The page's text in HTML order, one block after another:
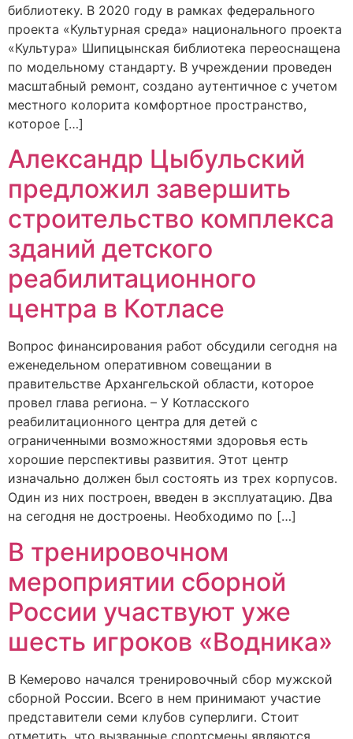
библиотеку. В 2020 году в рамках федерального
проекта «Культурная среда» национального проекта
«Культура» Шипицынская библиотека переоснащена
по модельному стандарту. В учреждении проведен
масштабный ремонт, создано аутентичное с учетом
местного колорита комфортное пространство,
которое […]
Александр Цыбульский
предложил завершить
строительство комплекса
зданий детского
реабилитационного
центра в Котласе
Вопрос финансирования работ обсудили сегодня на
еженедельном оперативном совещании в
правительстве Архангельской области, которое
провел глава региона. – У Котласского
реабилитационного центра для детей с
ограниченными возможностями здоровья есть
хорошие перспективы развития. Этот центр
изначально должен был состоять из трех корпусов.
Один из них построен, введен в эксплуатацию. Два
на сегодня не достроены. Необходимо по […]
В тренировочном
мероприятии сборной
России участвуют уже
шесть игроков «Водника»
В Кемерово начался тренировочный сбор мужской
сборной России. Всего в нем принимают участие
представители семи клубов суперлиги. Стоит
отметить, что вызванные спортсмены являются